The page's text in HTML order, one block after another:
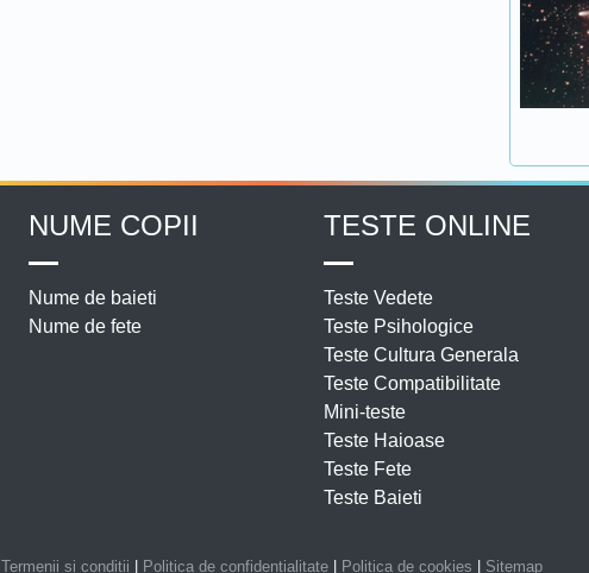
NUME COPII
Nume de baieti
Nume de fete
TESTE ONLINE
Teste Vedete
Teste Psihologice
Teste Cultura Generala
Teste Compatibilitate
Mini-teste
Teste Haioase
Teste Fete
Teste Baieti
Termenii si conditii | Politica de confidentialitate | Politica de cookies | Sitemap